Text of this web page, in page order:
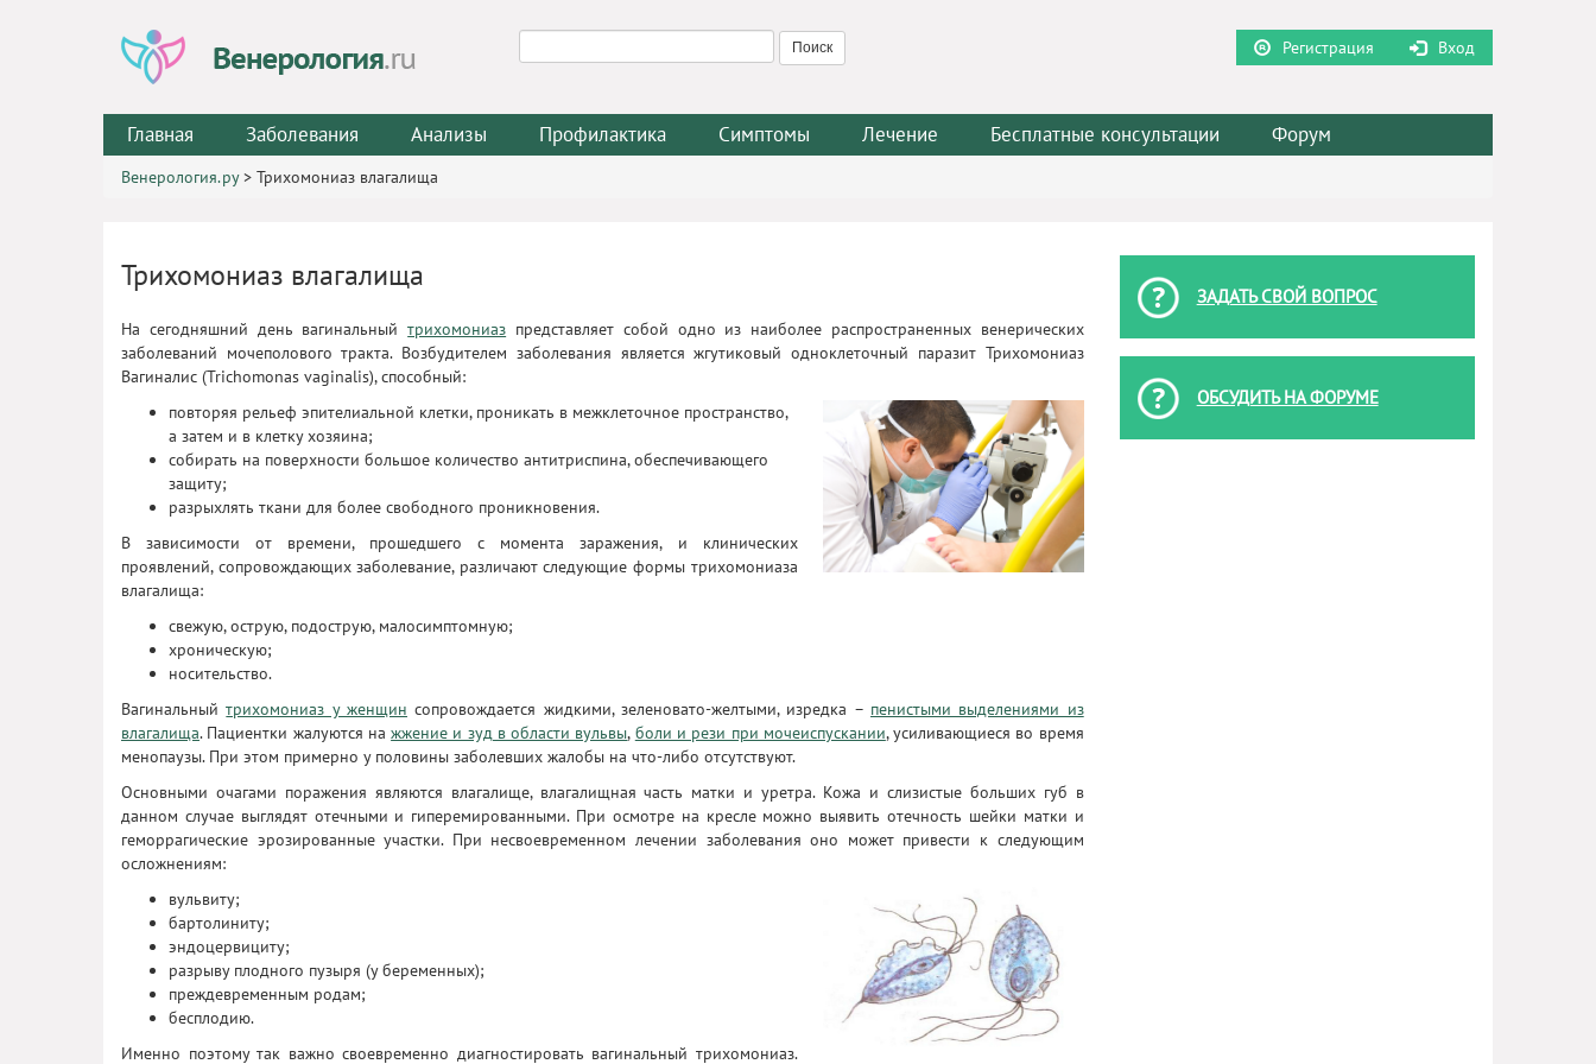
Регистрация Вход
Главная Заболевания Анализы Профилактика Симптомы Лечение Бесплатные консультации Форум
Венерология.ру> Трихомониаз влагалища
Трихомониаз влагалища
На сегодняшний день вагинальныйтрихомониаз представляет собой одно из наиболее распространенных венерических
заболеваний мочеполового тракта. Возбудителем заболевания является жгутиковый одноклеточный паразит Трихомониаз
Вагиналис (Trichomonas vaginalis), способный:
повторяя рельеф эпителиальной клетки, проникать в межклеточное пространство,
а затем и в клетку хозяина;
собирать на поверхности большое количество антитриспина, обеспечивающего
защиту;
разрыхлять ткани для более свободного проникновения.
В зависимости от времени, прошедшего с момента заражения, и клинических
проявлений, сопровождающих заболевание, различают следующие формы трихомониаза
влагалища:
свежую, острую, подострую, малосимптомную;
хроническую;
носительство.
Вагинальныйтрихомониаз у женщин сопровождается жидкими, зеленовато-желтыми, изредка – пенистыми выделениями из
влагалища. Пациентки жалуются нажжение и зуд в области вульвы, боли и рези при мочеиспускании, усиливающиеся во время
менопаузы. При этом примерно у половины заболевших жалобы на что-либо отсутствуют.
Основными очагами поражения являются влагалище, влагалищная часть матки и уретра. Кожа и слизистые больших губ в
данном случае выглядят отечными и гиперемированными. При осмотре на кресле можно выявить отечность шейки матки и
геморрагические эрозированные участки. При несвоевременном лечении заболевания оно может привести к следующим
осложнениям:
вульвиту;
бартолиниту;
эндоцервициту;
разрыву плодного пузыря (у беременных);
преждевременным родам;
бесплодию.
Именно поэтому так важно своевременно диагностировать вагинальный трихомониаз.
ЗАДАТЬ СВОЙ ВОПРОС
ОБСУДИТЬ НА ФОРУМЕ